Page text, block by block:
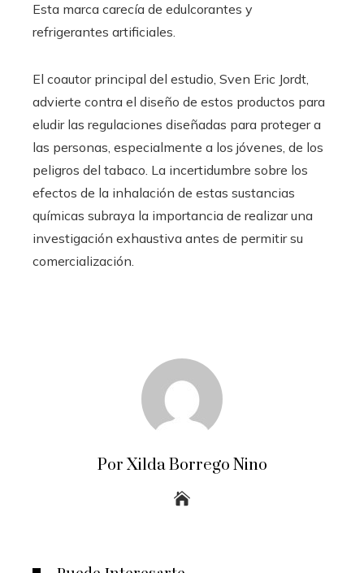
Esta marca carecía de edulcorantes y
refrigerantes artificiales.
El coautor principal del estudio, Sven Eric Jordt,
advierte contra el diseño de estos productos para
eludir las regulaciones diseñadas para proteger a
las personas, especialmente a los jóvenes, de los
peligros del tabaco. La incertidumbre sobre los
efectos de la inhalación de estas sustancias
químicas subraya la importancia de realizar una
investigación exhaustiva antes de permitir su
comercialización.
Por Xilda Borrego Nino